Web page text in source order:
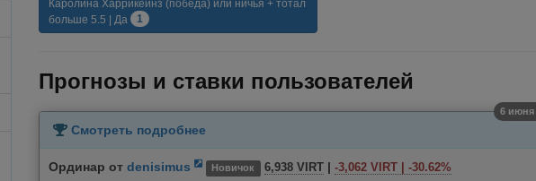
Каролина Харрикейнз (победа) или ничья + тотал
больше 5.5 | Да
1
Прогнозы и ставки пользователей
Смотреть подробнее
6 июня
Ординар от denisimus Новичок 6,938 VIRT| -3,062 VIRT | -30.62%